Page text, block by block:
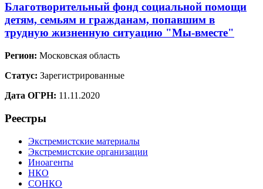
Благотворительный фонд социальной помощи
детям, семьям и гражданам, попавшим в
трудную жизненную ситуацию "Мы-вместе"
Регион: Московская область
Статус: Зарегистрированные
Дата ОГРН: 11.11.2020
Реестры
Экстремистские материалы
Экстремистские организации
Иноагенты
НКО
СОНКО